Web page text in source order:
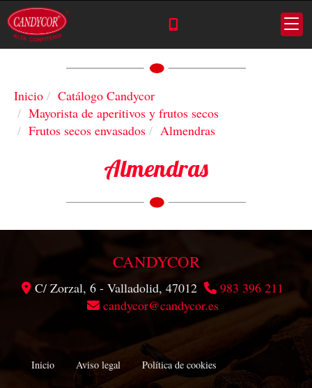
Inicio
Catálogo Candycor
Mayorista de aperitivos y frutos secos
Frutos secos envasados
Almendras
Almendras
CANDYCOR
C/ Zorzal, 6 - Valladolid, 47012
983 396 211
candycor
candycor.es
Inicio Aviso legal Política de cookies